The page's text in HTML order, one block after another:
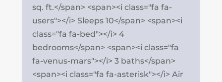
sq. ft.</span> <span><i class="fa fa-
users"></i> Sleeps 10</span> <span><i
class="fa fa-bed"></i> 4
bedrooms</span> <span><i class="fa
fa-venus-mars"></i> 3 baths</span>
<span><i class="fa fa-asterisk"></i> Air